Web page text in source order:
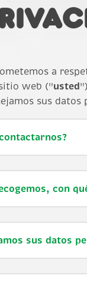
a
web ("usted
sus
con
sus datos